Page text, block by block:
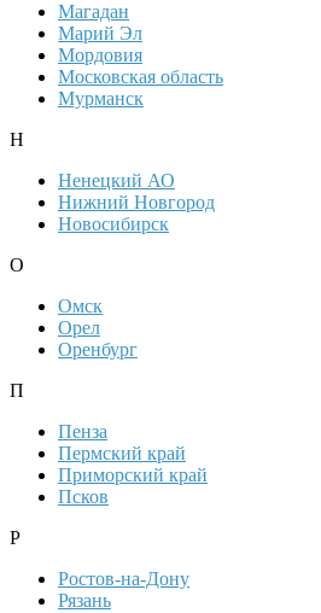
Магадан
Марий Эл
Мордовия
Московская область
Мурманск
Н
Ненецкий АО
Нижний Новгород
Новосибирск
О
Омск
Орел
Оренбург
П
Пенза
Пермский край
Приморский край
Псков
Р
Ростов-на-Дону
Рязань